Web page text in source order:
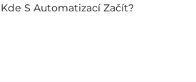
Kde S Automatizací Začít?